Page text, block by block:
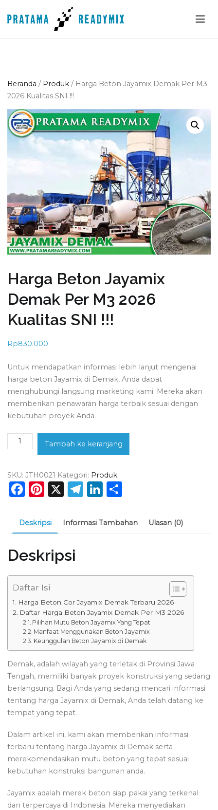
ke
Beranda / Produk / Harga Beton Jayamix Demak Per M3
2026 Kualitas SNI !!!
Harga Beton Jayamix
Demak Per M3 2026
Kualitas SNI !!!
Rp830.000
Untuk mendapatkan informasi lebih lanjut mengenai
harga beton Jayamix di Demak, Anda dapat
menghubungi langsung marketing kami. Mereka akan
memberikan penawaran harga terbaik sesuai dengan
kebutuhan proyek Anda.
Kuantitas
Harga
Jayamix
Demak
Per
2026
Kualitas
SNI
!!!
Tambah ke keranjang
SKU: JTH0021 Kategori: Produk
Facebook
Pinterest
X Telegram
LinkedIn
Deskripsi Informasi Tambahan Ulasan (0)
Deskripsi
Daftar Isi
Harga Beton Cor Jayamix Demak Terbaru 2026
Daftar Harga Beton Jayamix Demak Per M3 2026
Pilihan Mutu Beton Jayamix Yang Tepat
Manfaat Menggunakan Beton Jayamix
Keunggulan Beton Jayamix di Demak
Demak, adalah wilayah yang terletak di Provinsi Jawa
Tengah, memiliki banyak proyek konstruksi yang sedang
berlangsung. Bagi Anda yang sedang mencari informasi
tentang harga Jayamix di Demak, Anda telah datang ke
tempat yang tepat.
Dalam artikel ini, kami akan memberikan informasi
terbaru tentang harga Jayamix di Demak serta
merekomendasikan mutu beton yang tepat sesuai
kebutuhan konstruksi bangunan anda.
Jayamix adalah merek beton siap pakai yang terkenal
dan terpercaya di Indonesia. Mereka menyediakan